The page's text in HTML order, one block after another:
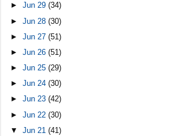
►Jun 29(34)
►Jun 28(30)
►Jun 27(51)
►Jun 26(51)
►Jun 25(29)
►Jun 24(30)
►Jun 23(42)
►Jun 22(30)
▼Jun 21(41)